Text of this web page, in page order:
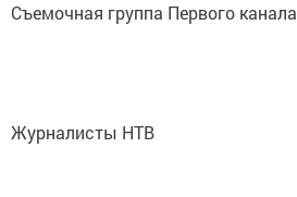
Съемочная группа Первого канала
Журналисты НТВ